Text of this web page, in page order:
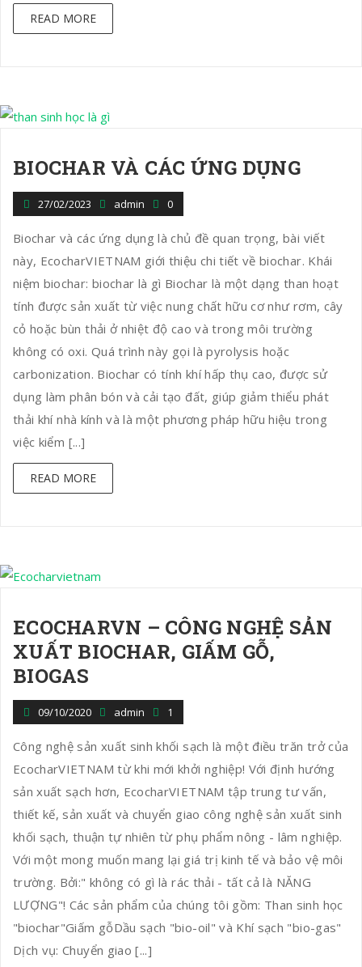
READ MORE
BIOCHAR VÀ CÁC ỨNG DỤNG
27/02/2023 admin 0
Biochar và các ứng dụng là chủ đề quan trọng, bài viết
này, EcocharVIETNAM giới thiệu chi tiết về biochar. Khái
niệm biochar: biochar là gì Biochar là một dạng than hoạt
tính được sản xuất từ việc nung chất hữu cơ như rơm, cây
cỏ hoặc bùn thải ở nhiệt độ cao và trong môi trường
không có oxi. Quá trình này gọi là pyrolysis hoặc
carbonization. Biochar có tính khí hấp thụ cao, được sử
dụng làm phân bón và cải tạo đất, giúp giảm thiểu phát
thải khí nhà kính và là một phương pháp hữu hiệu trong
việc kiểm [...]
READ MORE
ECOCHARVN – CÔNG NGHỆ SẢN
XUẤT BIOCHAR, GIẤM GỖ,
BIOGAS
09/10/2020 admin 1
Công nghệ sản xuất sinh khối sạch là một điều trăn trở của
EcocharVIETNAM từ khi mới khởi nghiệp! Với định hướng
sản xuất sạch hơn, EcocharVIETNAM tập trung tư vấn,
thiết kế, sản xuất và chuyển giao công nghệ sản xuất sinh
khối sạch, thuận tự nhiên từ phụ phẩm nông - lâm nghiệp.
Với một mong muốn mang lại giá trị kinh tế và bảo vệ môi
trường. Bởi:" không có gì là rác thải - tất cả là NĂNG
LƯỢNG"! Các sản phẩm của chúng tôi gồm: Than sinh học
"biochar"Giấm gỗDầu sạch "bio-oil" và Khí sạch "bio-gas"
Dịch vụ: Chuyển giao [...]